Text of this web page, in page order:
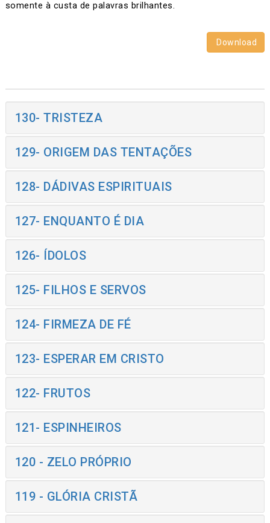
somente à custa de palavras brilhantes.
Download
130- TRISTEZA
129- ORIGEM DAS TENTAÇÕES
128- DÁDIVAS ESPIRITUAIS
127- ENQUANTO É DIA
126- ÍDOLOS
125- FILHOS E SERVOS
124- FIRMEZA DE FÉ
123- ESPERAR EM CRISTO
122- FRUTOS
121- ESPINHEIROS
120 - ZELO PRÓPRIO
119 - GLÓRIA CRISTÃ